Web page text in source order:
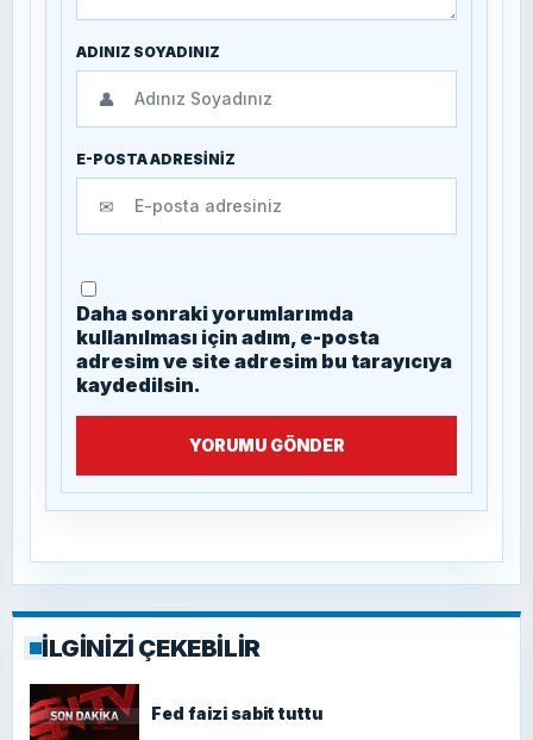
ADINIZ SOYADINIZ
👤
E-POSTA ADRESİNİZ
✉
Daha sonraki yorumlarımda
kullanılması için adım, e-posta
adresim ve site adresim bu tarayıcıya
kaydedilsin.
YORUMU GÖNDER
İLGİNİZİ ÇEKEBİLİR
Fed faizi sabit tuttu